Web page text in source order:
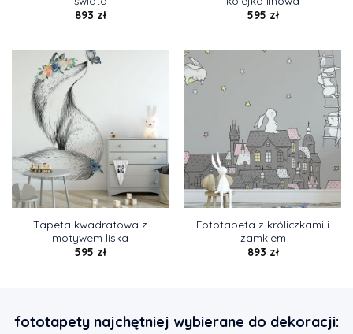
893 zł
595 zł
Tapeta kwadratowa z
motywem liska
595 zł
Fototapeta z króliczkami i
zamkiem
893 zł
fototapety najchętniej wybierane do dekoracji: